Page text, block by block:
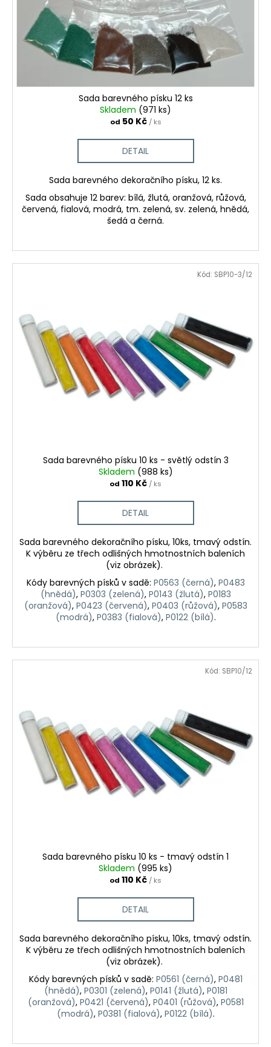
Sada barevného písku 12 ks
Skladem (971 ks)
od 50 Kč / ks
DETAIL
Sada barevného dekoračního písku, 12 ks.
Sada obsahuje 12 barev: bílá, žlutá, oranžová, růžová,
červená, fialová, modrá, tm. zelená, sv. zelená, hnědá,
šedá a černá.
Sada barevného písku 10 ks - světlý odstín 3
Skladem (988 ks)
od 110 Kč / ks
DETAIL
Sada barevného dekoračního písku, 10ks, tmavý odstín.
K výběru ze třech odlišných hmotnostních baleních
(viz obrázek).
Kódy barevných písků v sadě: P0563 (černá), P0483
(hnědá), P0303 (zelená), P0143 (žlutá), P0183
(oranžová), P0423 (červená), P0403 (růžová), P0583
(modrá), P0383 (fialová), P0122 (bílá).
Kód: SBP10-3/12
Sada barevného písku 10 ks - tmavý odstín 1
Skladem (995 ks)
od 110 Kč / ks
DETAIL
Sada barevného dekoračního písku, 10ks, tmavý odstín.
K výběru ze třech odlišných hmotnostních baleních
(viz obrázek).
Kódy barevných písků v sadě: P0561 (černá), P0481
(hnědá), P0301 (zelená), P0141 (žlutá), P0181
(oranžová), P0421 (červená), P0401 (růžová), P0581
(modrá), P0381 (fialová), P0122 (bílá).
Kód: SBP10/12